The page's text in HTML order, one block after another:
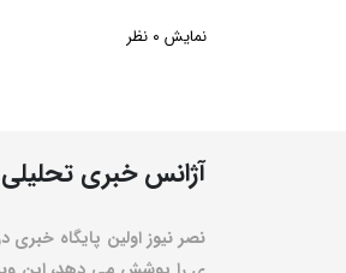
نمایش 0 نظر
آژانس خبری
نصر نیوز اولین پایگاه